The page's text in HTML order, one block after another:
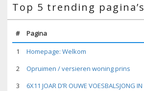
Top 5 trending pagina’s
# Pagina
1 Homepage: Welkom
2
Opruimen / versieren woning prins
3
6X11 JOAR D’R OUWE VOESBALSJONG IN